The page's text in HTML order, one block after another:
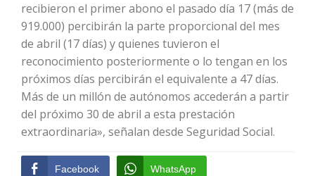
recibieron el primer abono el pasado día 17 (más de
919.000) percibirán la parte proporcional del mes
de abril (17 días) y quienes tuvieron el
reconocimiento posteriormente o lo tengan en los
próximos días percibirán el equivalente a 47 días.
Más de un millón de autónomos accederán a partir
del próximo 30 de abril a esta prestación
extraordinaria», señalan desde Seguridad Social.
Facebook WhatsApp